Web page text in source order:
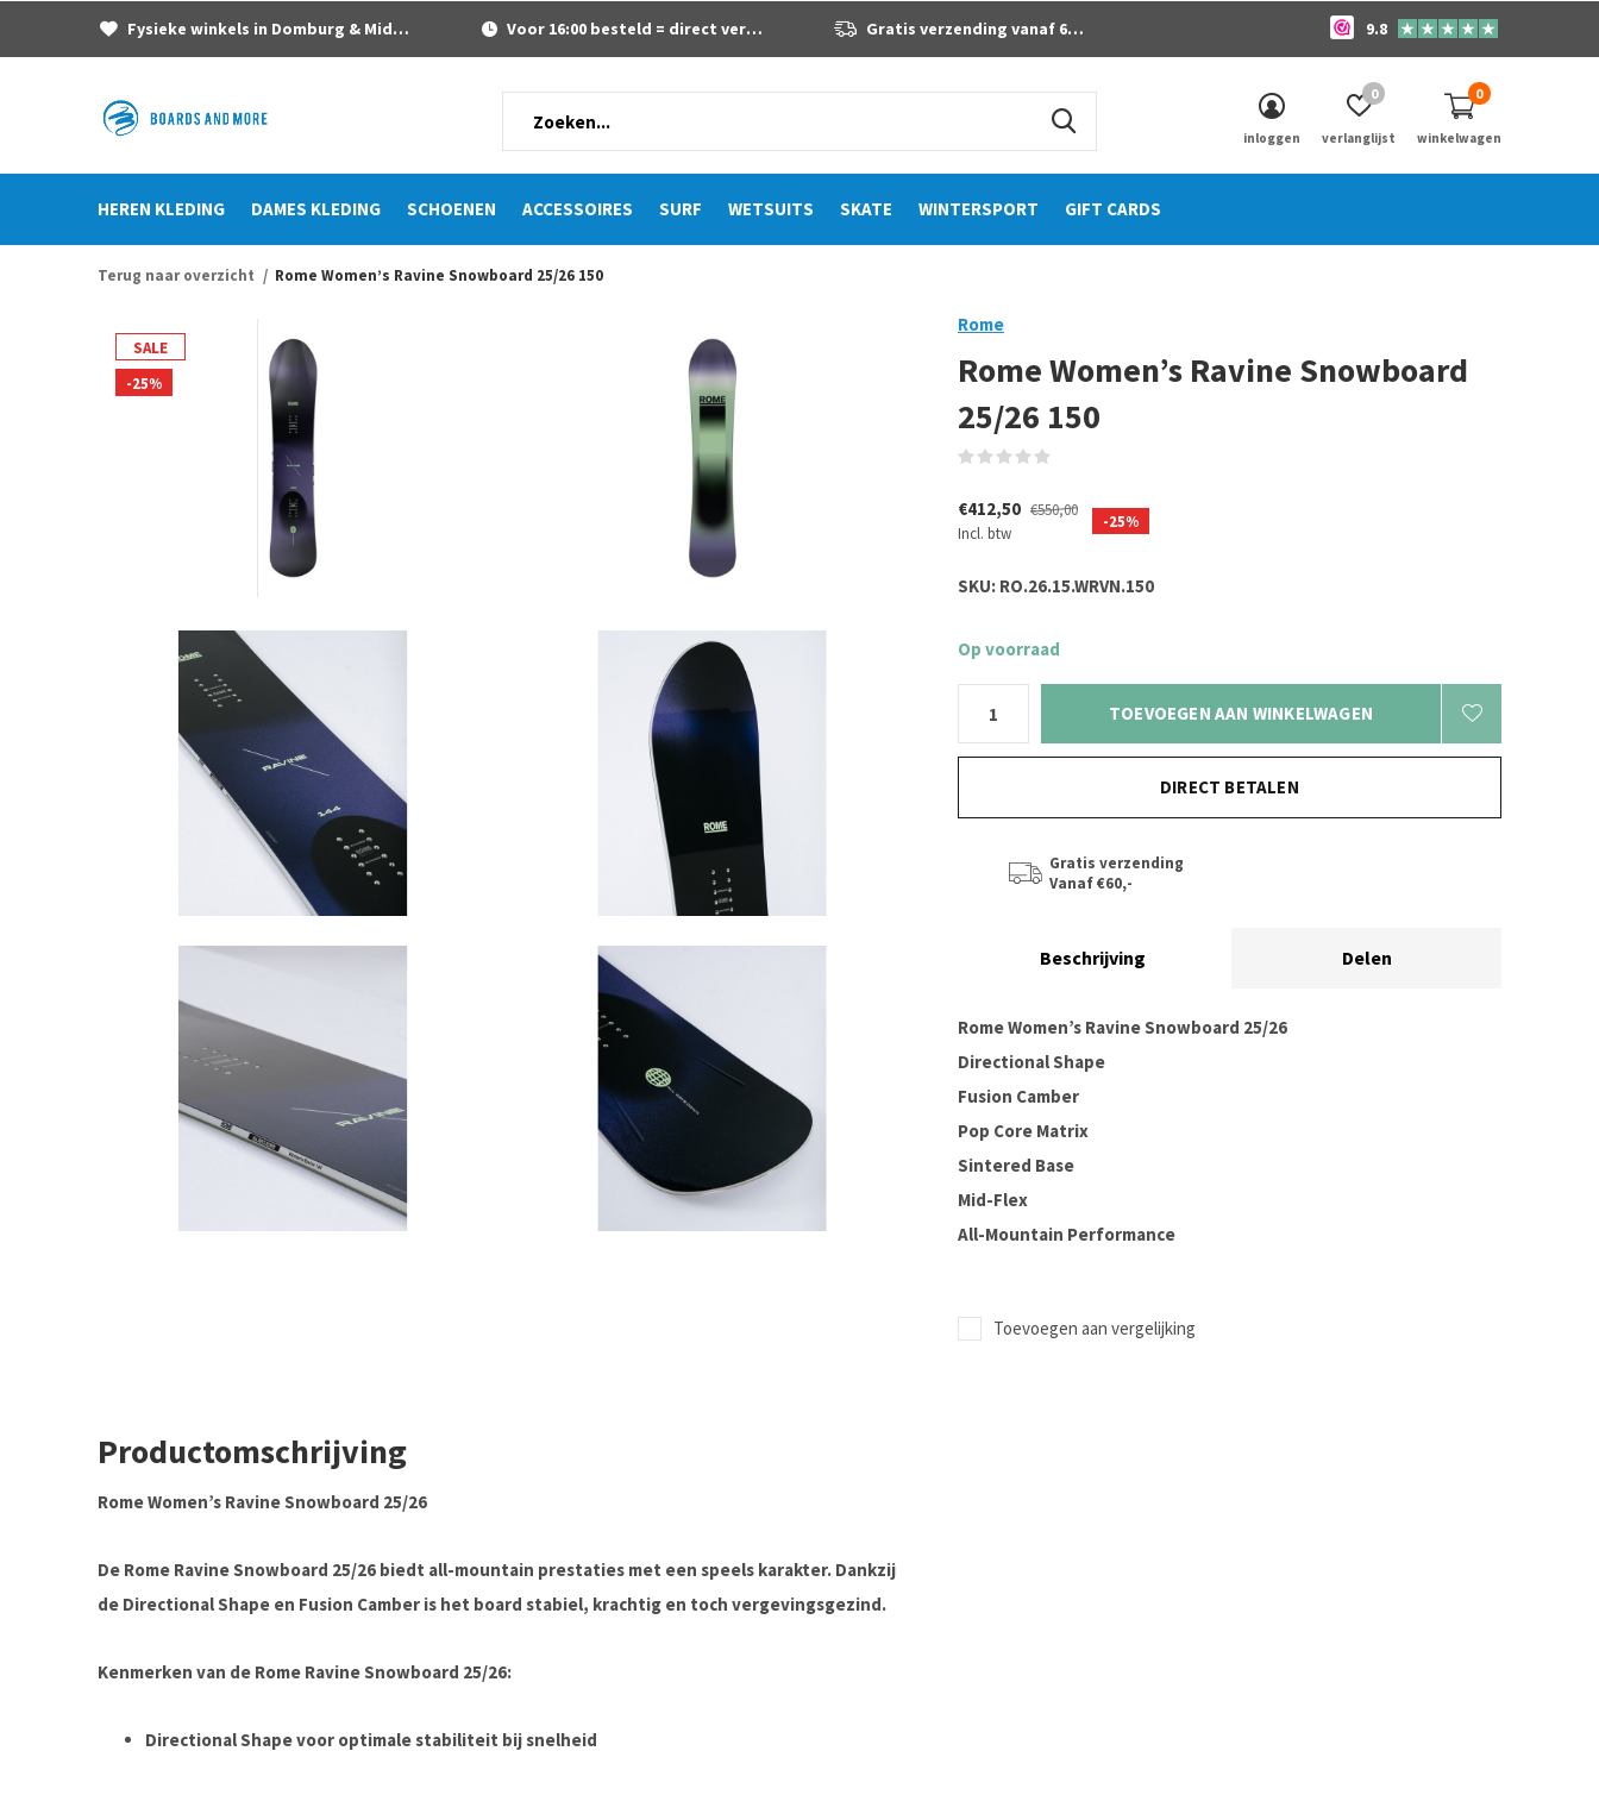
HEREN KLEDING DAMES KLEDING SCHOENEN ACCESSOIRES SURF WETSUITS SKATE WINTERSPORT GIFT CARDS
inloggen verlanglijst
0
winkelwagen
0
Fysieke winkels in Domburg & Middelburg Voor 16:00 besteld = direct verzonden Gratis verzending vanaf 60 euro 9.8
Terug naar overzicht Rome Women’s Ravine Snowboard 25/26 150
SALE
-25%
Rome
Rome Women’s Ravine Snowboard
25/26 150
€412,50 €550,00
Incl. btw
-25%
SKU: RO.26.15.WRVN.150
Op voorraad
TOEVOEGEN AAN WINKELWAGEN
DIRECT BETALEN
Gratis verzending
Vanaf €60,-
Beschrijving Delen
Rome Women’s Ravine Snowboard 25/26
Directional Shape
Fusion Camber
Pop Core Matrix
Sintered Base
Mid-Flex
All-Mountain Performance
Toevoegen aan vergelijking
Productomschrijving
Rome Women’s Ravine Snowboard 25/26
De Rome Ravine Snowboard 25/26 biedt all-mountain prestaties met een speels karakter. Dankzij
de Directional Shape en Fusion Camber is het board stabiel, krachtig en toch vergevingsgezind.
Kenmerken van de Rome Ravine Snowboard 25/26:
Directional Shape voor optimale stabiliteit bij snelheid